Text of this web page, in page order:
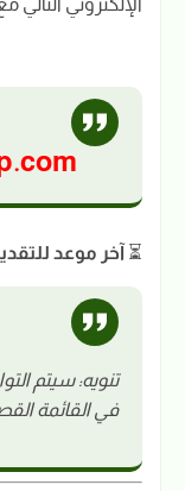
الإلكتروني
⏳ آخر موعد للتقديم: 25 سبتمبر
تنويه: سيتم
في القائمة